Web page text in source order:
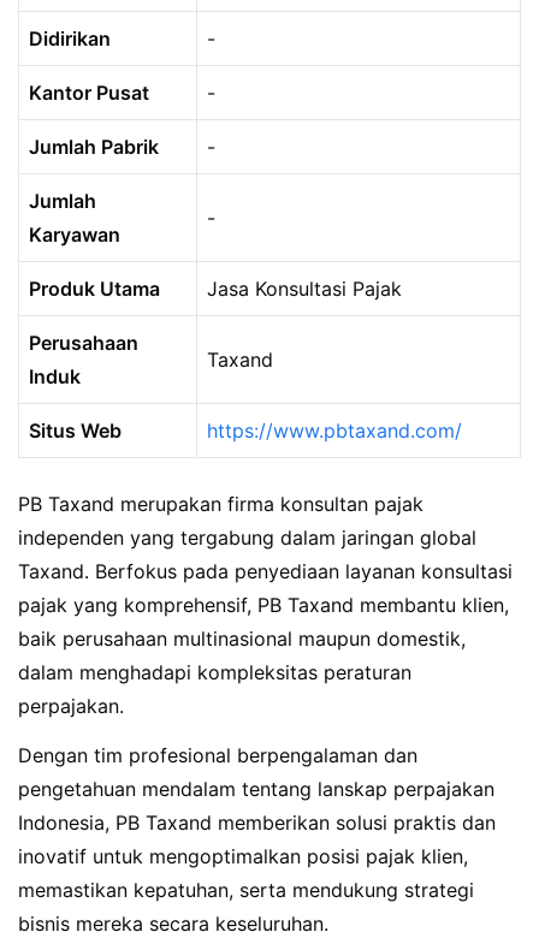
Didirikan -
Kantor Pusat -
Jumlah Pabrik -
Jumlah
Karyawan
-
Produk Utama Jasa Konsultasi Pajak
Perusahaan
Induk
Taxand
Situs Web https://www.pbtaxand.com/
PB Taxand merupakan firma konsultan pajak
independen yang tergabung dalam jaringan global
Taxand. Berfokus pada penyediaan layanan konsultasi
pajak yang komprehensif, PB Taxand membantu klien,
baik perusahaan multinasional maupun domestik,
dalam menghadapi kompleksitas peraturan
perpajakan.
Dengan tim profesional berpengalaman dan
pengetahuan mendalam tentang lanskap perpajakan
Indonesia, PB Taxand memberikan solusi praktis dan
inovatif untuk mengoptimalkan posisi pajak klien,
memastikan kepatuhan, serta mendukung strategi
bisnis mereka secara keseluruhan.